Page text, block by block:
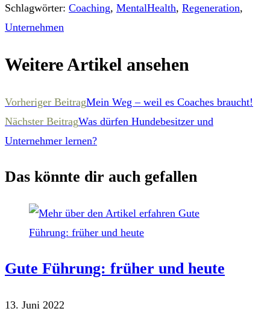
Schlagwörter: Coaching, MentalHealth, Regeneration,
Unternehmen
Weitere Artikel ansehen
Vorheriger BeitragMein Weg – weil es Coaches braucht!
Nächster BeitragWas dürfen Hundebesitzer und
Unternehmer lernen?
Das könnte dir auch gefallen
Gute Führung: früher und heute
13. Juni 2022